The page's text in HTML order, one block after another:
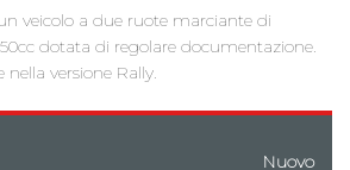
veicolo a due ruote marciante di
dotata di regolare documentazione.
nella versione Rally.
Nuovo